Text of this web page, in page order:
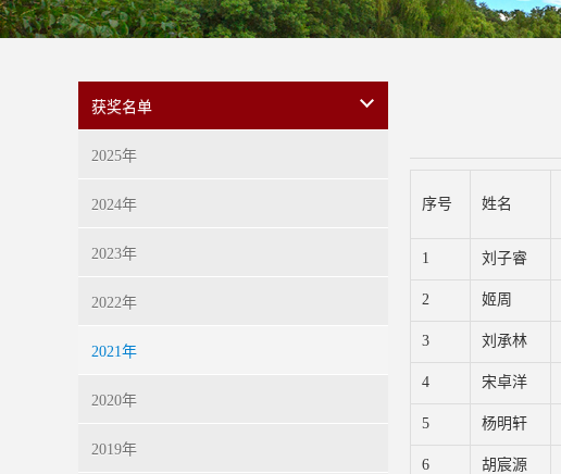
获奖名单
2025年
2024年
2023年
2022年
2021年
2020年
2019年
序号 姓名
1 刘子睿
2 姬周
3 刘承林
4 宋卓洋
5 杨明轩
6 胡宸源